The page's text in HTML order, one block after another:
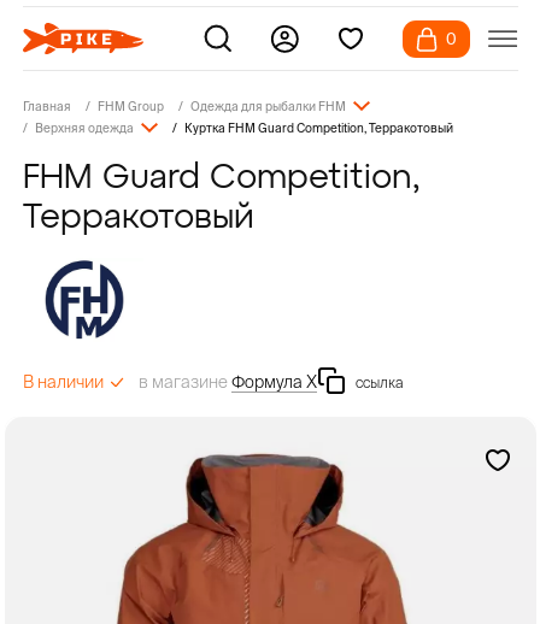
0
Главная FHM Group
Одежда для рыбалки FHM
Верхняя одежда
Куртка FHM Guard Competition, Терракотовый
FHM Guard Competition,
Терракотовый
В наличии в магазинеФормула Х ссылка